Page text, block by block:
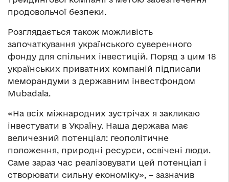
продовольчої безпеки.
Розглядається також можливість
започаткування українського суверенного
фонду для спільних інвестицій. Поряд з цим 18
українських приватних компаній підписали
меморандуми з державним інвестфондом
Mubadala.
«На всіх міжнародних зустрічах я закликаю
інвестувати в Україну. Наша держава має
величезний потенціал: геополітичне
положення, природні ресурси, освічені люди.
Саме зараз час реалізовувати цей потенціал і
створювати сильну економіку», – зазначив